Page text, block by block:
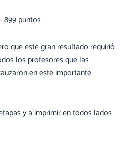
899 puntos
que este gran resultado requirió
los profesores que las
en este importante
y a imprimir en todos lados